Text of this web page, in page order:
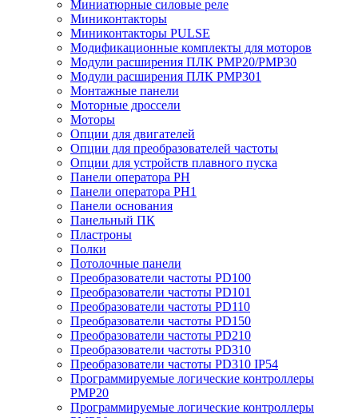
Миниатюрные силовые реле
Миниконтакторы
Миниконтакторы PULSE
Модификационные комплекты для моторов
Модули расширения ПЛК PMP20/PMP30
Модули расширения ПЛК PMP301
Монтажные панели
Моторные дроссели
Моторы
Опции для двигателей
Опции для преобразователей частоты
Опции для устройств плавного пуска
Панели оператора PH
Панели оператора PH1
Панели основания
Панельный ПК
Пластроны
Полки
Потолочные панели
Преобразователи частоты PD100
Преобразователи частоты PD101
Преобразователи частоты PD110
Преобразователи частоты PD150
Преобразователи частоты PD210
Преобразователи частоты PD310
Преобразователи частоты PD310 IP54
Программируемые логические контроллеры
PMP20
Программируемые логические контроллеры